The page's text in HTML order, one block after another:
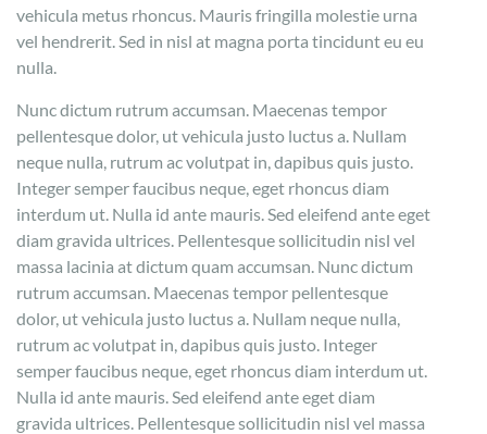
vehicula metus rhoncus. Mauris fringilla molestie urna
vel hendrerit. Sed in nisl at magna porta tincidunt eu eu
nulla.
Nunc dictum rutrum accumsan. Maecenas tempor
pellentesque dolor, ut vehicula justo luctus a. Nullam
neque nulla, rutrum ac volutpat in, dapibus quis justo.
Integer semper faucibus neque, eget rhoncus diam
interdum ut. Nulla id ante mauris. Sed eleifend ante eget
diam gravida ultrices. Pellentesque sollicitudin nisl vel
massa lacinia at dictum quam accumsan. Nunc dictum
rutrum accumsan. Maecenas tempor pellentesque
dolor, ut vehicula justo luctus a. Nullam neque nulla,
rutrum ac volutpat in, dapibus quis justo. Integer
semper faucibus neque, eget rhoncus diam interdum ut.
Nulla id ante mauris. Sed eleifend ante eget diam
gravida ultrices. Pellentesque sollicitudin nisl vel massa